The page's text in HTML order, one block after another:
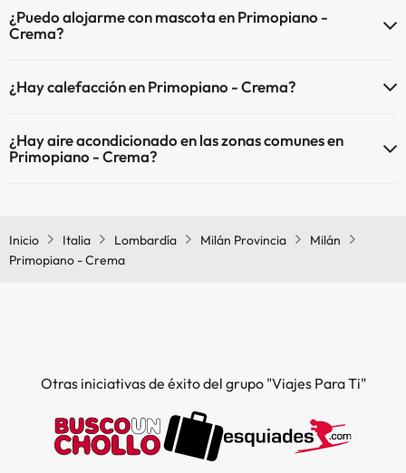
¿Puedo alojarme con mascota en Primopiano -
Crema?
¿Hay calefacción en Primopiano - Crema?
¿Hay aire acondicionado en las zonas comunes en
Primopiano - Crema?
Inicio
Italia Lombardía Milán Provincia
Milán
Primopiano - Crema
Otras iniciativas de éxito del grupo "Viajes Para Ti"